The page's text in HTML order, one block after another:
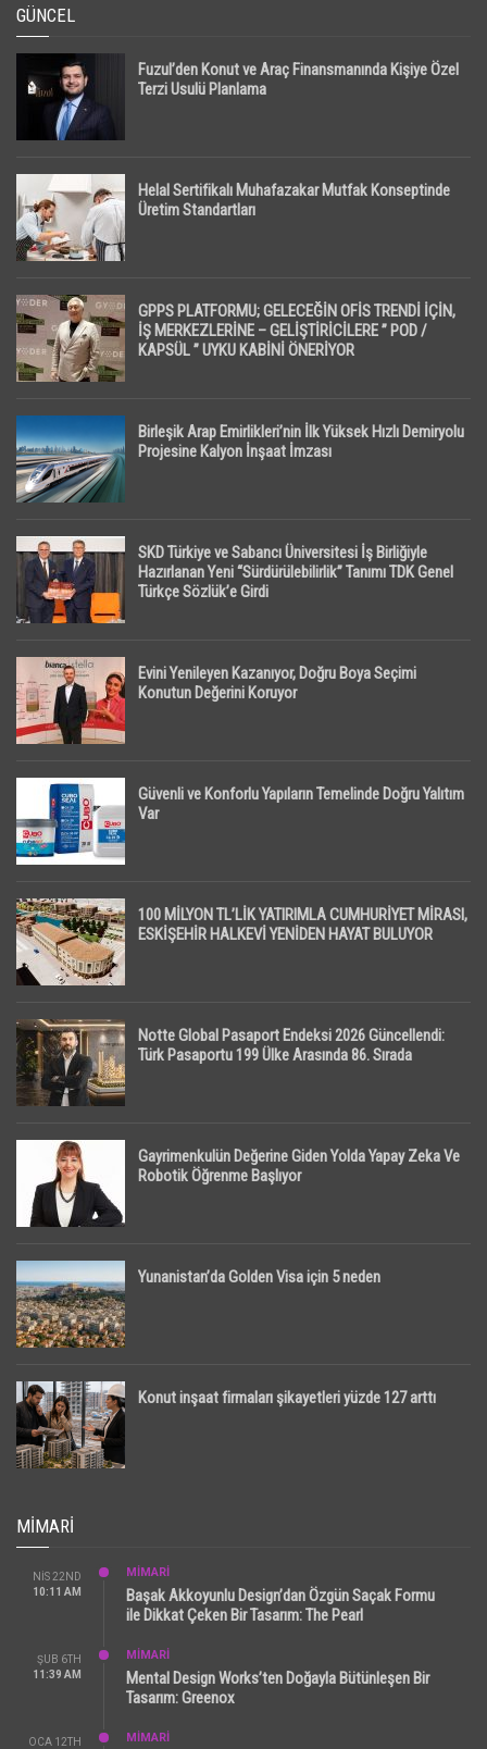
GÜNCEL
Fuzul’den Konut ve Araç Finansmanında Kişiye Özel
Terzi Usulü Planlama
Helal Sertifikalı Muhafazakar Mutfak Konseptinde
Üretim Standartları
GPPS PLATFORMU; GELECEĞİN OFİS TRENDİ İÇİN,
İŞ MERKEZLERİNE – GELİŞTİRİCİLERE ” POD /
KAPSÜL ” UYKU KABİNİ ÖNERİYOR
Birleşik Arap Emirlikleri’nin İlk Yüksek Hızlı Demiryolu
Projesine Kalyon İnşaat İmzası
SKD Türkiye ve Sabancı Üniversitesi İş Birliğiyle
Hazırlanan Yeni “Sürdürülebilirlik” Tanımı TDK Genel
Türkçe Sözlük’e Girdi
Evini Yenileyen Kazanıyor, Doğru Boya Seçimi
Konutun Değerini Koruyor
Güvenli ve Konforlu Yapıların Temelinde Doğru Yalıtım
Var
100 MİLYON TL’LİK YATIRIMLA CUMHURİYET MİRASI,
ESKİŞEHİR HALKEVİ YENİDEN HAYAT BULUYOR
Notte Global Pasaport Endeksi 2026 Güncellendi:
Türk Pasaportu 199 Ülke Arasında 86. Sırada
Gayrimenkulün Değerine Giden Yolda Yapay Zeka Ve
Robotik Öğrenme Başlıyor
Yunanistan’da Golden Visa için 5 neden
Konut inşaat firmaları şikayetleri yüzde 127 arttı
MIMARI
NIS 22ND
10:11 AM
MİMARİ
Başak Akkoyunlu Design’dan Özgün Saçak Formu
ile Dikkat Çeken Bir Tasarım: The Pearl
ŞUB 6TH
11:39 AM
MİMARİ
Mental Design Works’ten Doğayla Bütünleşen Bir
Tasarım: Greenox
OCA 12TH
MİMARİ